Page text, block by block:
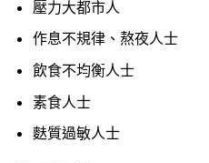
壓力大都市人
作息不規律、熬夜人士
飲食不均衡人士
素食人士
麩質過敏人士